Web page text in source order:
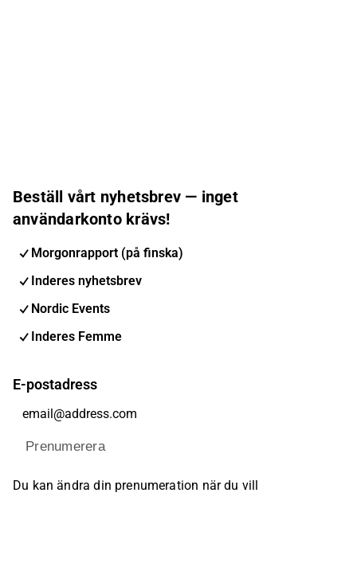
Beställ vårt nyhetsbrev — inget
användarkonto krävs!
Morgonrapport (på finska)
Inderes nyhetsbrev
Nordic Events
Inderes Femme
E-postadress
Prenumerera
Du kan ändra din prenumeration när du vill